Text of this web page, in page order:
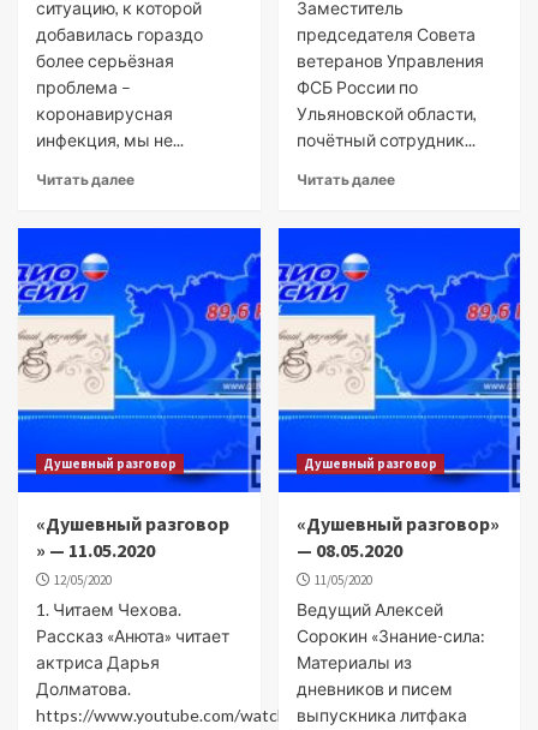
ситуацию, к которой
добавилась гораздо
более серьёзная
проблема –
коронавирусная
инфекция, мы не...
Читать далее
Заместитель
председателя Совета
ветеранов Управления
ФСБ России по
Ульяновской области,
почётный сотрудник...
Читать далее
Душевный разговор
«Душевный разговор
» — 11.05.2020
12/05/2020
1. Читаем Чехова.
Рассказ «Анюта» читает
актриса Дарья
Долматова.
https://www.youtube.com/watch?
Душевный разговор
«Душевный разговор»
— 08.05.2020
11/05/2020
Ведущий Алексей
Сорокин «Знание-силa:
Материалы из
дневников и писем
выпускника литфака